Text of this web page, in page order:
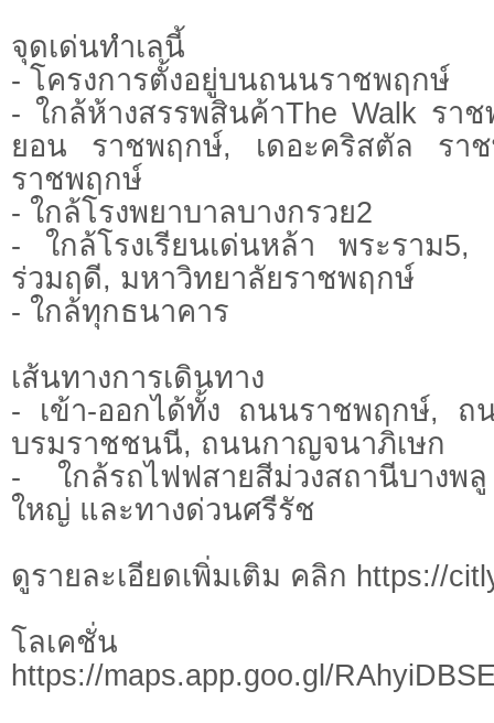
จุดเด่นทำเลนี้
- โครงการตั้งอยู่บนถนนราชพฤกษ์
- ใกล้ห้างสรรพสินค้าThe Walk รา
ยอน ราชพฤกษ์, เดอะคริสตัล รา
ราชพฤกษ์
- ใกล้โรงพยาบาลบางกรวย2
- ใกล้โรงเรียนเด่นหล้า พระราม5,
ร่วมฤดี, มหาวิทยาลัยราชพฤกษ์
- ใกล้ทุกธนาคาร
เส้นทางการเดินทาง
- เข้า-ออกได้ทั้ง ถนนราชพฤกษ์,
บรมราชชนนี, ถนนกาญจนาภิเษก
- ใกล้รถไฟฟสายสีม่วงสถานีบางพ
ใหญ่ และทางด่วนศรีรัช
ดูรายละเอียดเพิ่มเติม คลิก https://
โลเคชั่น
https://maps.app.goo.gl/